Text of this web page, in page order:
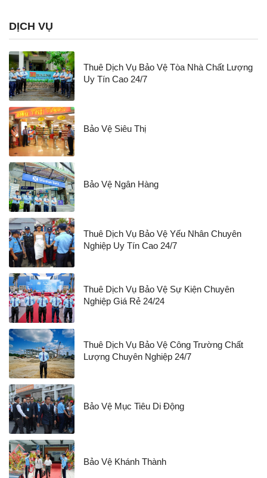
DỊCH VỤ
Thuê Dịch Vụ Bảo Vệ Tòa Nhà Chất Lượng
Uy Tín Cao 24/7
Bảo Vệ Siêu Thị
Bảo Vệ Ngân Hàng
Thuê Dịch Vụ Bảo Vệ Yếu Nhân Chuyên
Nghiệp Uy Tín Cao 24/7
Thuê Dịch Vụ Bảo Vệ Sự Kiện Chuyên
Nghiệp Giá Rẻ 24/24
Thuê Dịch Vụ Bảo Vệ Công Trường Chất
Lượng Chuyên Nghiệp 24/7
Bảo Vệ Mục Tiêu Di Động
Bảo Vệ Khánh Thành